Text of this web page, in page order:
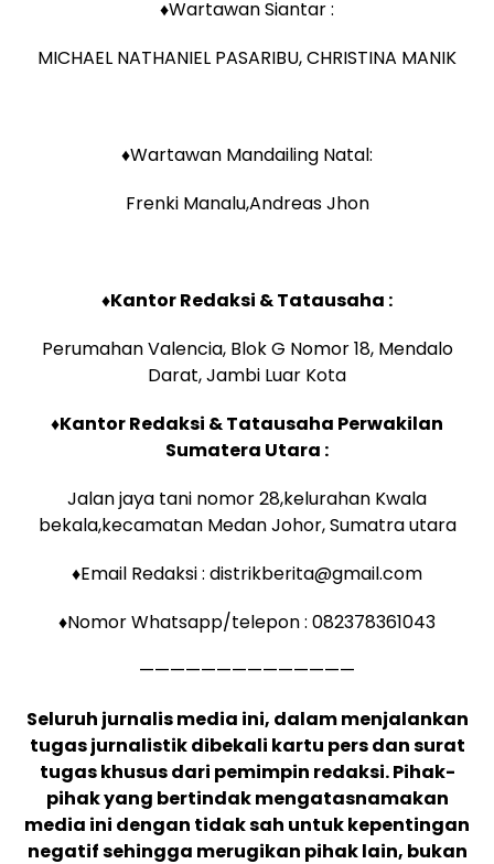
♦Wartawan Siantar :
MICHAEL NATHANIEL PASARIBU, CHRISTINA MANIK
♦Wartawan Mandailing Natal:
Frenki Manalu,Andreas Jhon
♦Kantor Redaksi & Tatausaha :
Perumahan Valencia, Blok G Nomor 18, Mendalo
Darat, Jambi Luar Kota
♦Kantor Redaksi & Tatausaha Perwakilan
Sumatera Utara :
Jalan jaya tani nomor 28,kelurahan Kwala
bekala,kecamatan Medan Johor, Sumatra utara
♦Email Redaksi : distrikberita@gmail.com
♦Nomor Whatsapp/telepon : 082378361043
——————————————
Seluruh jurnalis media ini, dalam menjalankan
tugas jurnalistik dibekali kartu pers dan surat
tugas khusus dari pemimpin redaksi. Pihak-
pihak yang bertindak mengatasnamakan
media ini dengan tidak sah untuk kepentingan
negatif sehingga merugikan pihak lain, bukan